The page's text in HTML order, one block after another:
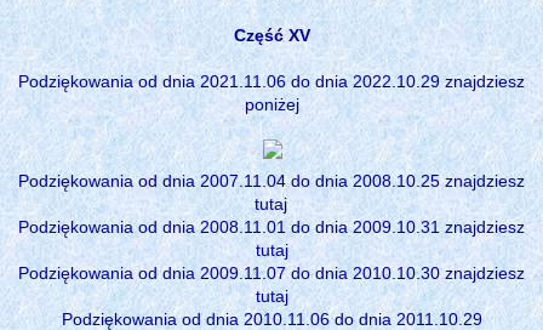
Część XV
Podziękowania od dnia 2021.11.06 do dnia 2022.10.29 znajdziesz
poniżej
Podziękowania od dnia 2007.11.04 do dnia 2008.10.25 znajdziesz
tutaj
Podziękowania od dnia 2008.11.01 do dnia 2009.10.31 znajdziesz
tutaj
Podziękowania od dnia 2009.11.07 do dnia 2010.10.30 znajdziesz
tutaj
Podziękowania od dnia 2010.11.06 do dnia 2011.10.29